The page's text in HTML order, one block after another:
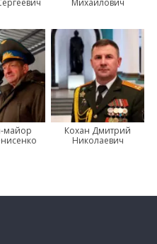
майор
Кохан Дмитрий
Николаевич